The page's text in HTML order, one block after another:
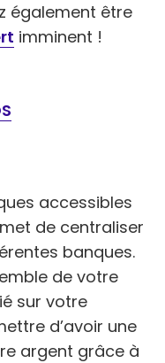
également être
imminent !
accessibles
de centraliser
banques.
de votre
sur votre
d’avoir une
argent grâce à